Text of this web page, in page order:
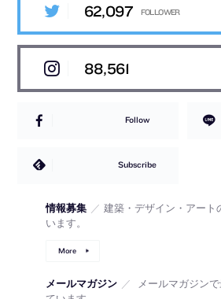
62,097
88,561
Follow
Subscribe
情報募集 ／ 建築・デザイン・アート
います。
More
メールマガジン ／
メールマガジン